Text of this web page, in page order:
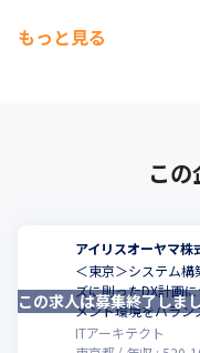
これらをともに支えてい
任を果たし、社会貢献活
・会社の目的は永遠に存
も利益の出せる仕組みを
・健全な成長を続けるこ
を図る
・働く社員にとって良い
もっと見る
こ
アイリスオーヤマ株
＜東京＞システム構
ズに則ったDX計画
メント環境をバラン
ITアーキテクト
この求人は募集終了しま